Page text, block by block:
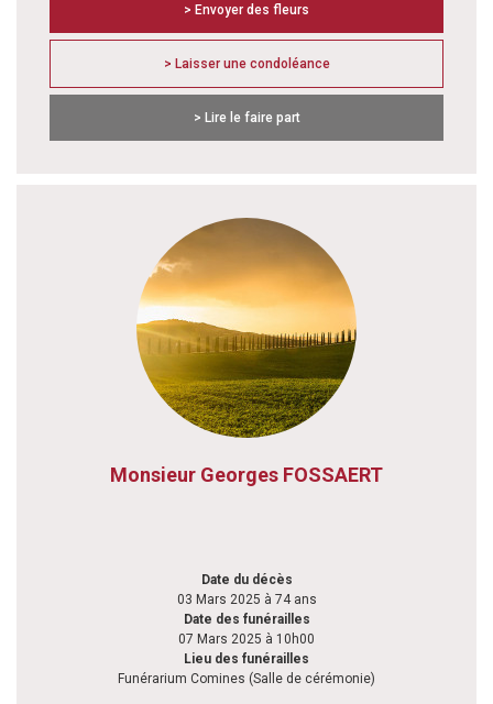
> Envoyer des fleurs
> Laisser une condoléance
> Lire le faire part
Monsieur Georges FOSSAERT
Date du décès
03 Mars 2025 à 74 ans
Date des funérailles
07 Mars 2025 à 10h00
Lieu des funérailles
Funérarium Comines (Salle de cérémonie)